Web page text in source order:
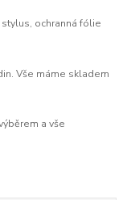
stylus, ochranná fólie
Vše máme skladem
a vše